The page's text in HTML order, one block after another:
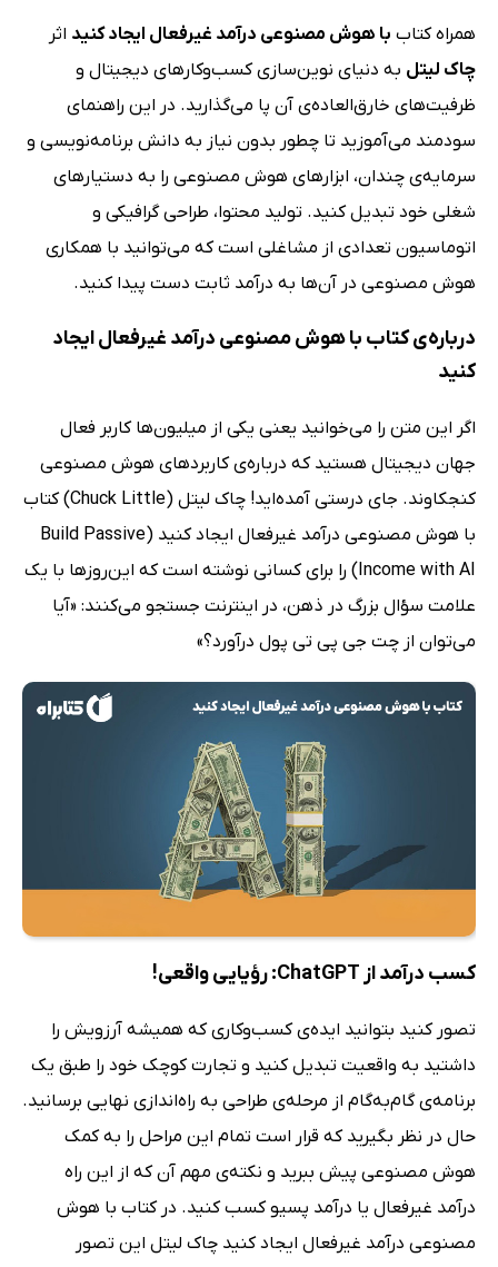
همراه کتاب با هوش مصنوعی درآمد غیرفعال ایجاد کنید اثر
چاک لیتل به دنیای نوین‌سازی کسب‌وکارهای دیجیتال و
ظرفیت‌های خارق‌العاده‌ی آن پا می‌گذارید. در این راهنمای
سودمند می‌آموزید تا چطور بدون نیاز به دانش برنامه‌نویسی و
سرمایه‌ی چندان، ابزارهای هوش مصنوعی را به دستیارهای
شغلی خود تبدیل کنید. تولید محتوا، طراحی گرافیکی و
اتوماسیون تعدادی از مشاغلی است که می‌توانید با همکاری
هوش مصنوعی در آن‌ها به درآمد ثابت دست پیدا کنید.
درباره‌ی کتاب با هوش مصنوعی درآمد غیرفعال ایجاد
کنید
اگر این متن را می‌خوانید یعنی یکی از میلیون‌ها کاربر فعال
جهان دیجیتال هستید که درباره‌ی کاربردهای هوش مصنوعی
کنجکاوند. جای درستی آمده‌اید! چاک لیتل (Chuck Little) کتاب
با هوش مصنوعی درآمد غیرفعال ایجاد کنید (Build Passive
Income with AI) را برای کسانی نوشته است که این‌روزها با یک
علامت سؤال بزرگ در ذهن، در اینترنت جستجو می‌کنند: «آیا
می‌توان از چت جی پی تی پول درآورد؟»
کسب درآمد از ChatGPT: رؤیایی واقعی!
تصور کنید بتوانید ایده‌ی کسب‌وکاری که همیشه آرزویش را
داشتید به واقعیت تبدیل کنید و تجارت کوچک خود را طبق یک
برنامه‌ی گام‌به‌گام از مرحله‌ی طراحی به راه‌اندازی نهایی برسانید.
حال در نظر بگیرید که قرار است تمام این مراحل را به کمک
هوش مصنوعی پیش ببرید و نکته‌ی مهم آن که از این راه
درآمد غیرفعال یا درآمد پسیو کسب کنید. در کتاب با هوش
مصنوعی درآمد غیرفعال ایجاد کنید چاک لیتل این تصور